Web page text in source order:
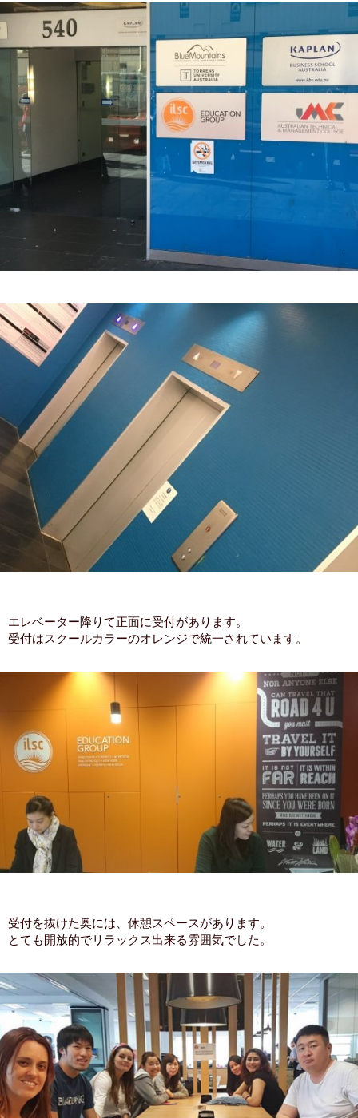
エレベーター降りて正面に受付があります。
受付はスクールカラーのオレンジで統一されています。
受付を抜けた奥には、休憩スペースがあります。
とても開放的でリラックス出来る雰囲気でした。